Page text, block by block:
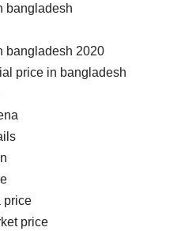
bangladesh
bangladesh 2020
price in bangladesh
price
price